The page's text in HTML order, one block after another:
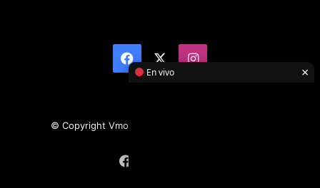
Facebook Instagram
© Copyright Vmotor TI 2026, All Rights Reserved
En vivo ×